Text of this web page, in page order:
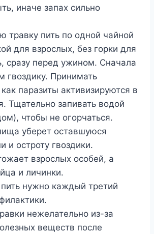
иначе запах сильно
травку пить по одной чайной
для взрослых, без горки для
сразу перед ужином. Сначала
гвоздику. Принимать
паразиты активизируются в
Тщательно запивать водой
чтобы не огорчаться.
уберет оставшуюся
и остроту гвоздики.
взрослых особей, а
и личинки.
нужно каждый третий
нежелательно из-за
веществ после